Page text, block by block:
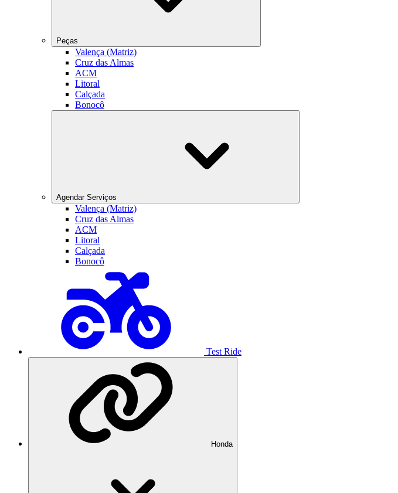
Peças
Valença (Matriz)
Cruz das Almas
ACM
Litoral
Calçada
Bonocô
Agendar Serviços
Valença (Matriz)
Cruz das Almas
ACM
Litoral
Calçada
Bonocô
Test Ride
Honda